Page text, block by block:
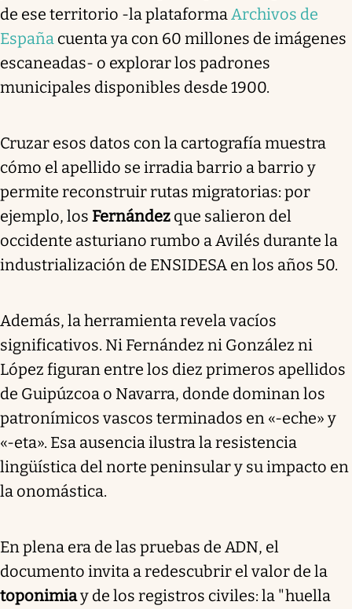
de ese territorio -la plataforma Archivos de
España cuenta ya con 60 millones de imágenes
escaneadas- o explorar los padrones
municipales disponibles desde 1900.
Cruzar esos datos con la cartografía muestra
cómo el apellido se irradia barrio a barrio y
permite reconstruir rutas migratorias: por
ejemplo, los Fernández que salieron del
occidente asturiano rumbo a Avilés durante la
industrialización de ENSIDESA en los años 50.
Además, la herramienta revela vacíos
significativos. Ni Fernández ni González ni
López figuran entre los diez primeros apellidos
de Guipúzcoa o Navarra, donde dominan los
patronímicos vascos terminados en «-eche» y
«-eta». Esa ausencia ilustra la resistencia
lingüística del norte peninsular y su impacto en
la onomástica.
En plena era de las pruebas de ADN, el
documento invita a redescubrir el valor de la
toponimiay de los registros civiles: la "huella